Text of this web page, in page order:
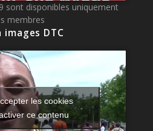
sont disponibles uniquement
membres
images DTC
les cookies
ce contenu